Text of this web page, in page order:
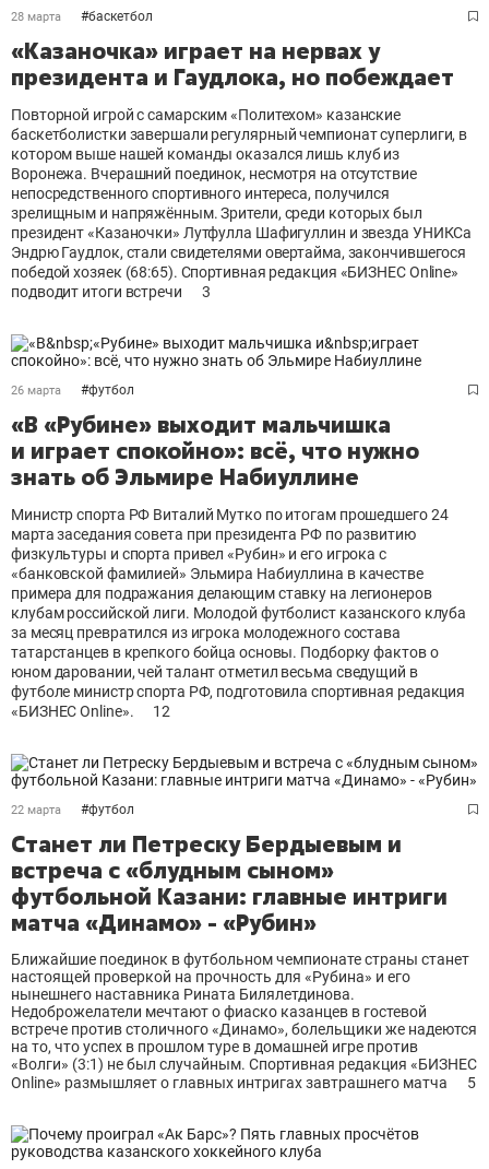
28 марта #баскетбол
«Казаночка» играет на нервах у
президента и Гаудлока, но побеждает
Повторной игрой с самарским «Политехом» казанские
баскетболистки завершали регулярный чемпионат суперлиги, в
котором выше нашей команды оказался лишь клуб из
Воронежа. Вчерашний поединок, несмотря на отсутствие
непосредственного спортивного интереса, получился
зрелищным и напряжённым. Зрители, среди которых был
президент «Казаночки» Лутфулла Шафигуллин и звезда УНИКСа
Эндрю Гаудлок, стали свидетелями овертайма, закончившегося
победой хозяек (68:65). Спортивная редакция «БИЗНЕС Online»
подводит итоги встречи
3
26 марта #футбол
«В «Рубине» выходит мальчишка
и играет спокойно»: всё, что нужно
знать об Эльмире Набиуллине
Министр спорта РФ Виталий Мутко по итогам прошедшего 24
марта заседания совета при президента РФ по развитию
физкультуры и спорта привел «Рубин» и его игрока с
«банковской фамилией» Эльмира Набиуллина в качестве
примера для подражания делающим ставку на легионеров
клубам российской лиги. Молодой футболист казанского клуба
за месяц превратился из игрока молодежного состава
татарстанцев в крепкого бойца основы. Подборку фактов о
юном даровании, чей талант отметил весьма сведущий в
футболе министр спорта РФ, подготовила спортивная редакция
«БИЗНЕС Online».
12
22 марта #футбол
Станет ли Петреску Бердыевым и
встреча с «блудным сыном»
футбольной Казани: главные интриги
матча «Динамо» - «Рубин»
Ближайшие поединок в футбольном чемпионате страны станет
настоящей проверкой на прочность для «Рубина» и его
нынешнего наставника Рината Билялетдинова.
Недоброжелатели мечтают о фиаско казанцев в гостевой
встрече против столичного «Динамо», болельщики же надеются
на то, что успех в прошлом туре в домашней игре против
«Волги» (3:1) не был случайным. Спортивная редакция «БИЗНЕС
Online» размышляет о главных интригах завтрашнего матча
5